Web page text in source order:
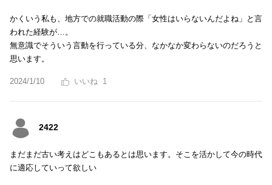
かくいう私も、地方での就職活動の際「女性はいらないんだよね」と言
われた経験が…。
無意識でそういう言動を行っている分、なかなか変わらないのだろうと
思います。
2024/1/10 1
2422
まだまだ古い考えはどこもあるとは思います。そこを活かして今の時代
に適応していって欲しい